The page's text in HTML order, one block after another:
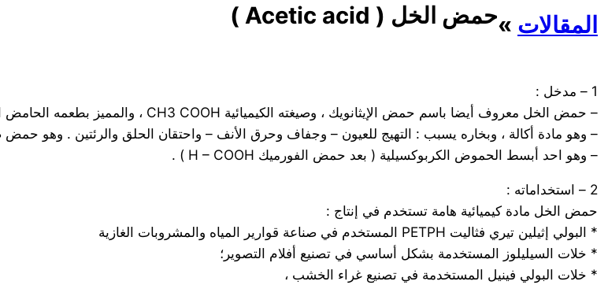
المقالات »حمض الخل ( Acetic acid )
1 – مدخل :
– حمض الخل معروف أيضا باسم حمض الإيثانويك ، وصيغته الكيميائية CH3 COOH ، والمميز بطعمه الحامض الخاص ورائحته النفاذة .
– وهو مادة أكالة ، وبخاره يسبب : التهيج للعيون – وجفاف وحرق الأنف – واحتقان الحلق والرئتين . وهو
– وهو احد أبسط الحموض الكربوكسيلية ( بعد حمض الفورميك H – COOH ) .
2 – استخداماته :
حمض الخل مادة كيميائية هامة تستخدم في إنتاج :
* البولي إثيلين تيري فثاليت PETPH المستخدم في صناعة قوارير المياه والمشروبات الغازية
* خلات السيليلوز المستخدمة بشكل أساسي في تصنيع أفلام التصوير؛
* خلات البولي فينيل المستخدمة في تصنيع غراء الخشب ،